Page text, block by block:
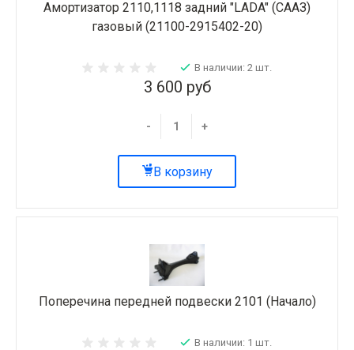
Амортизатор 2110,1118 задний "LADA" (СААЗ)
газовый (21100-2915402-20)
В наличии: 2 шт.
3 600 руб
- +
В корзину
Поперечина передней подвески 2101 (Начало)
В наличии: 1 шт.